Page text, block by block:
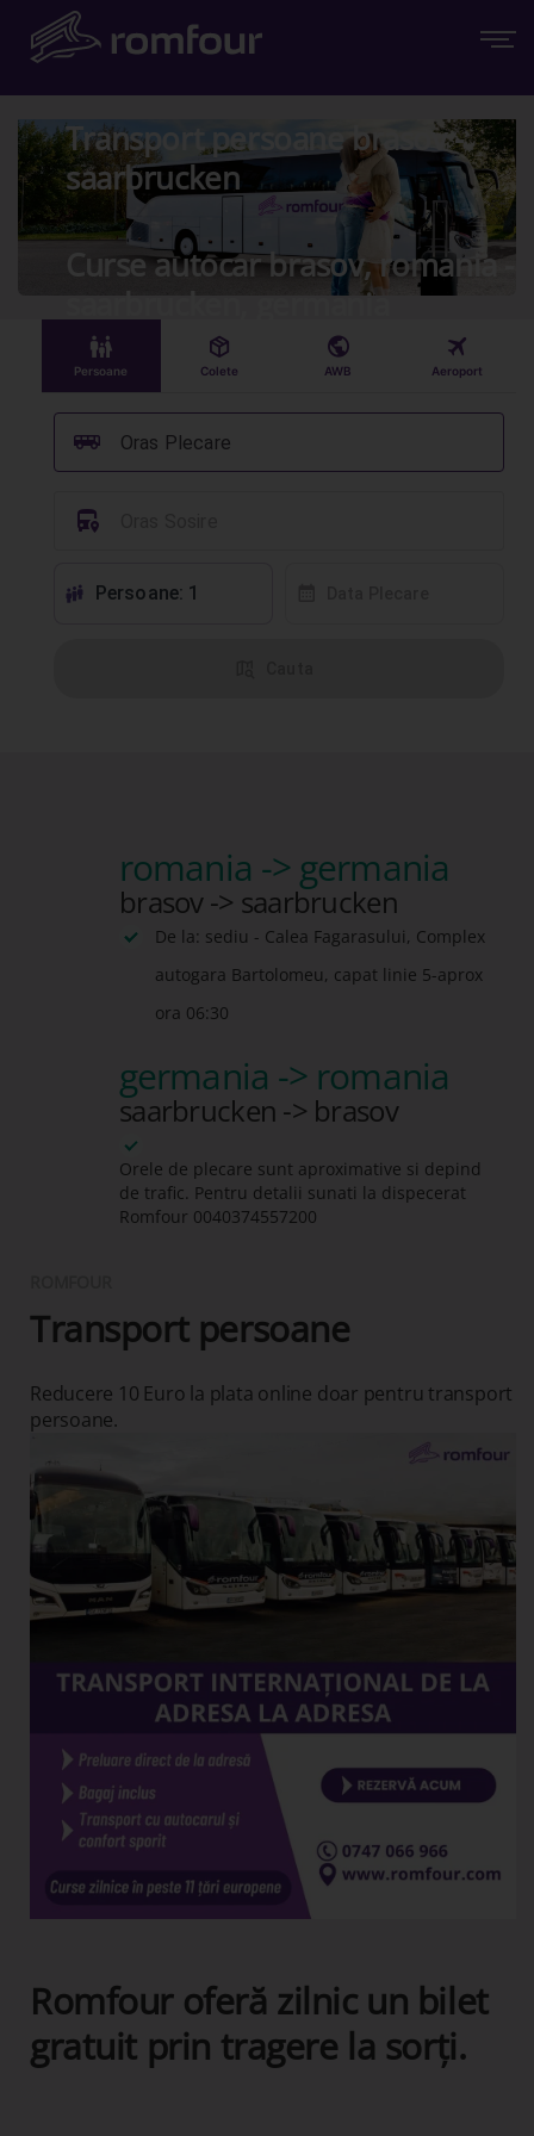
Transport persoane brasov -
saarbrucken
Curse autocar brasov, romania -
saarbrucken, germania
󱠣
Persoane
󰏗
Colete
󰇧
AWB
󰀝
Aeroport
Oras Plecare
󰞠
󱈒
󱕱 Persoane: 1
romania -> germania
brasov -> saarbrucken
De la: sediu - Calea Fagarasului, Complex
autogara Bartolomeu, capat linie 5-aprox
ora 06:30
germania -> romania
saarbrucken -> brasov
Orele de plecare sunt aproximative si depind
de trafic. Pentru detalii sunati la dispecerat
Romfour 0040374557200
Transport persoane
Reducere 10 Euro la plata online doar pentru transport
persoane.
Romfour oferă zilnic un bilet
gratuit prin tragere la sorți.